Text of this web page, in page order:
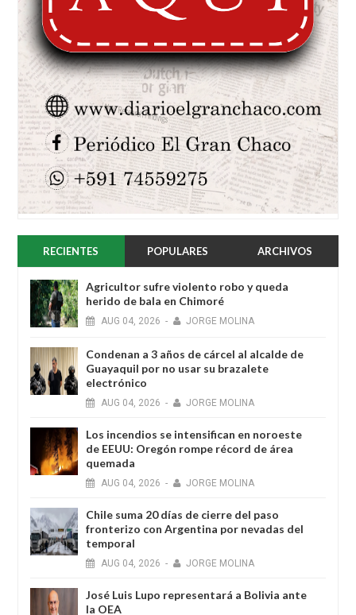
RECIENTES POPULARES ARCHIVOS
Agricultor sufre violento robo y queda
herido de bala en Chimoré
AUG 04, 2026 - JORGE MOLINA
Condenan a 3 años de cárcel al alcalde de
Guayaquil por no usar su brazalete
electrónico
AUG 04, 2026 - JORGE MOLINA
Los incendios se intensifican en noroeste
de EEUU: Oregón rompe récord de área
quemada
AUG 04, 2026 - JORGE MOLINA
Chile suma 20 días de cierre del paso
fronterizo con Argentina por nevadas del
temporal
AUG 04, 2026 - JORGE MOLINA
José Luis Lupo representará a Bolivia ante
la OEA